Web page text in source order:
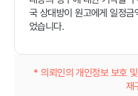
국 상대방이 원고에게 일정
었습니다.
* 의뢰인의 개인정보 보호
재